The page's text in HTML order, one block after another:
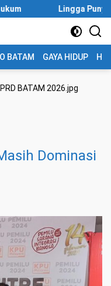
Lingga Punya Tugu
BATAM GAYA HIDUP
Dominasi